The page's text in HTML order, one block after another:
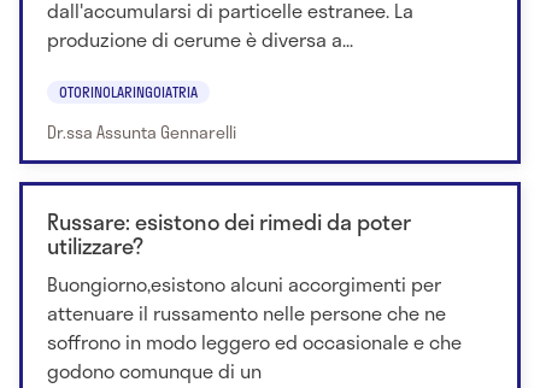
dall'accumularsi di particelle estranee. La
produzione di cerume è diversa a...
OTORINOLARINGOIATRIA
Dr.ssa Assunta Gennarelli
Russare: esistono dei rimedi da poter
utilizzare?
Buongiorno,esistono alcuni accorgimenti per
attenuare il russamento nelle persone che ne
soffrono in modo leggero ed occasionale e che
godono comunque di un